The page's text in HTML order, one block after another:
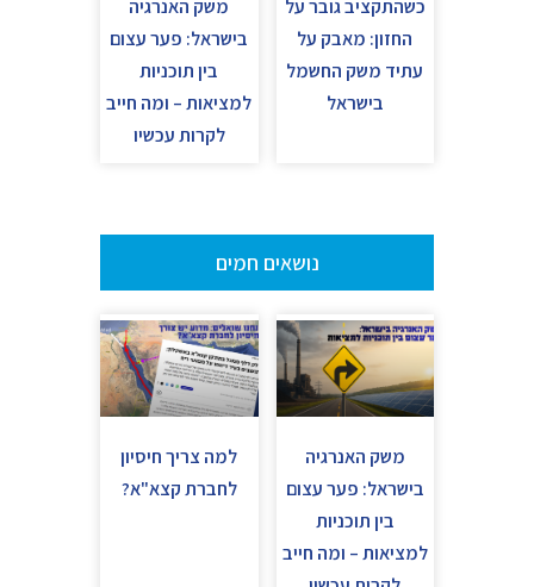
כשהתקציב גובר על
החזון: מאבק על
עתיד משק החשמל
בישראל
משק האנרגיה
בישראל: פער עצום
בין תוכניות
למציאות – ומה חייב
לקרות עכשיו
נושאים חמים
משק האנרגיה
בישראל: פער עצום
בין תוכניות
למציאות – ומה חייב
למה צריך חיסיון
לחברת קצא"א?